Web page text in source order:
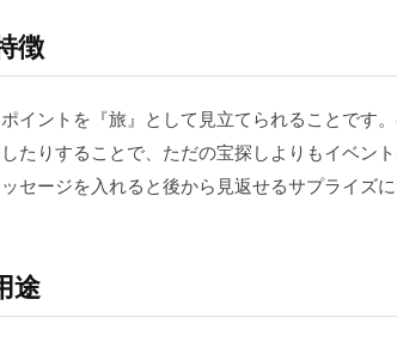
徴
イントを『旅』として見立てられることです
たりすることで、ただの宝探しよりもイベン
セージを入れると後から見返せるサプライズに
途